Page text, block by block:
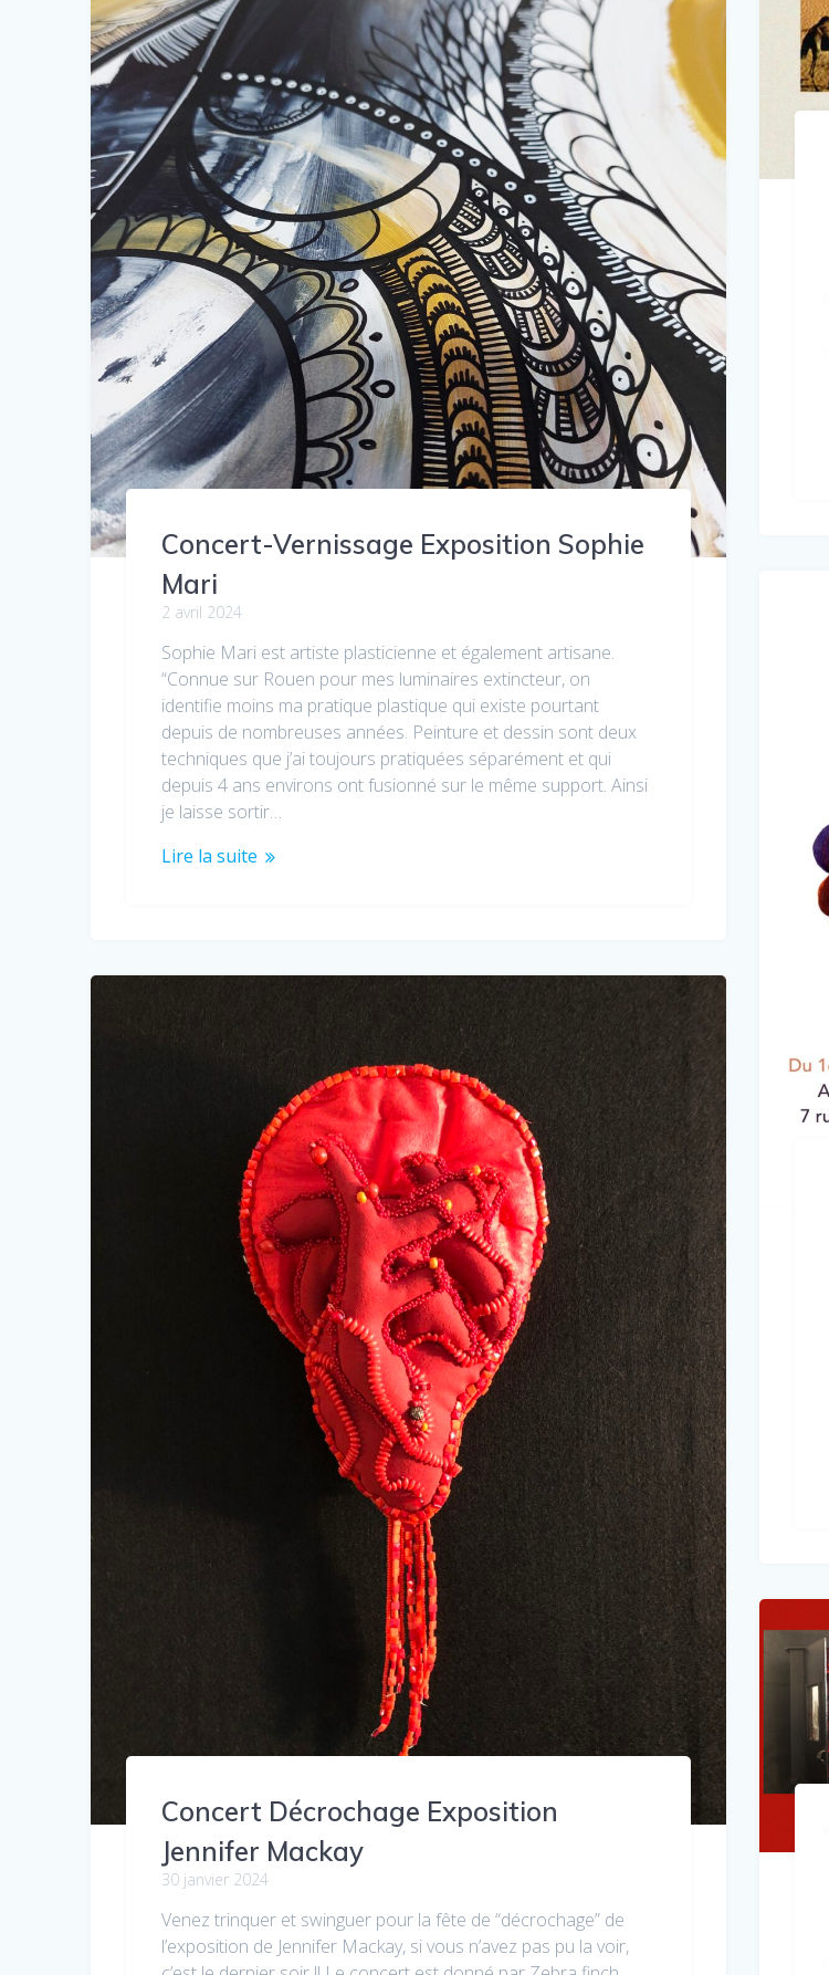
Concert-Vernissage Exposition Sophie
Mari
2 avril 2024
Sophie Mari est artiste plasticienne et également artisane.
“Connue sur Rouen pour mes luminaires extincteur, on
identifie moins ma pratique plastique qui existe pourtant
depuis de nombreuses années. Peinture et dessin sont deux
techniques que j’ai toujours pratiquées séparément et qui
depuis 4 ans environs ont fusionné sur le même support. Ainsi
je laisse sortir…
Lire la suite
Concert Décrochage Exposition
Jennifer Mackay
30 janvier 2024
Venez trinquer et swinguer pour la fête de “décrochage” de
l’exposition de Jennifer Mackay, si vous n’avez pas pu la voir,